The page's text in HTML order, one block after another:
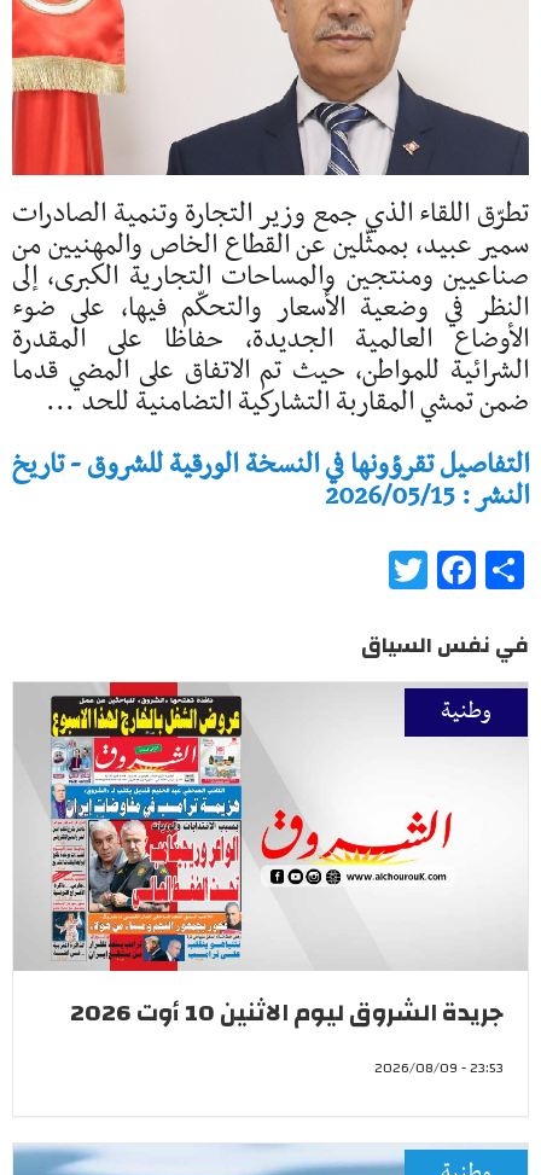
تطرّق اللقاء الذي جمع وزير التجارة وتنمية الصادرات
سمير عبيد، بممثّلين عن القطاع الخاص والمهنيين من
صناعيين ومنتجين والمساحات التجارية الكبرى، إلى
النظر في وضعية الأسعار والتحكّم فيها، على ضوء
الأوضاع العالمية الجديدة، حفاظا على المقدرة
الشرائية للمواطن، حيث تم الاتفاق على المضي قدما
ضمن تمشي المقاربة التشاركية التضامنية للحد ...
التفاصيل تقرؤونها في النسخة الورقية للشروق - تاريخ
النشر : 2026/05/15
Share
Facebook
في نفس السياق
وطنية
جريدة الشروق ليوم الاثنين 10 أوت 2026
23:53 - 2026/08/09